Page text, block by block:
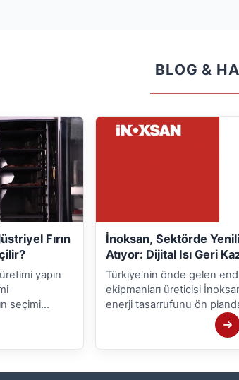
BLOG &
Fırın
yapın
seçimi
dayanıklı bir
İnoksan, Sektörde
Atıyor: Dijital Isı Geri
Yıkama Makinesi
Türkiye'nin önde gelen
ekipmanları üreticisi
enerji tasarrufunu ön
dikkat çekiyor. İnoksan'ın
bulaşık yıkama
ısı geri kazanım teknolojisi